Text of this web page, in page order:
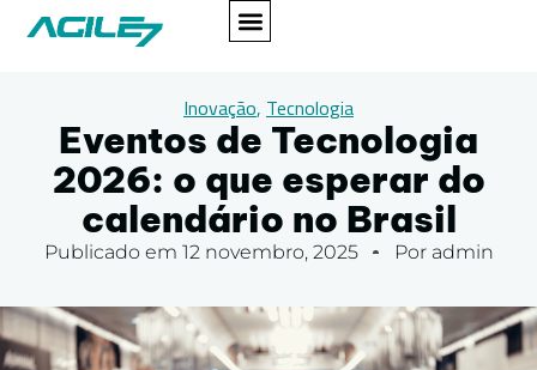
Inovação, Tecnologia
Eventos de Tecnologia
2026: o que esperar do
calendário no Brasil
Publicado em 12 novembro, 2025 Poradmin